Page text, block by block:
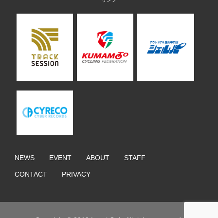
NEWS EVENT ABOUT STAFF
CONTACT PRIVACY